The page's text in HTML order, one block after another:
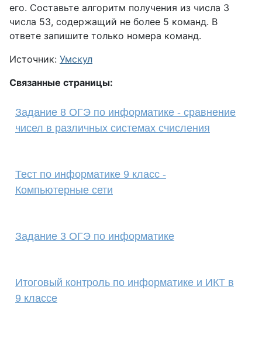
его. Составьте алгоритм получения из числа 3
числа 53, содержащий не более 5 команд. В
ответе запишите только номера команд.
Источник: Умскул
Связанные страницы:
Задание 8 ОГЭ по информатике - сравнение
чисел в различных системах счисления
Тест по информатике 9 класс -
Компьютерные сети
Задание 3 ОГЭ по информатике
Итоговый контроль по информатике и ИКТ в
9 классе